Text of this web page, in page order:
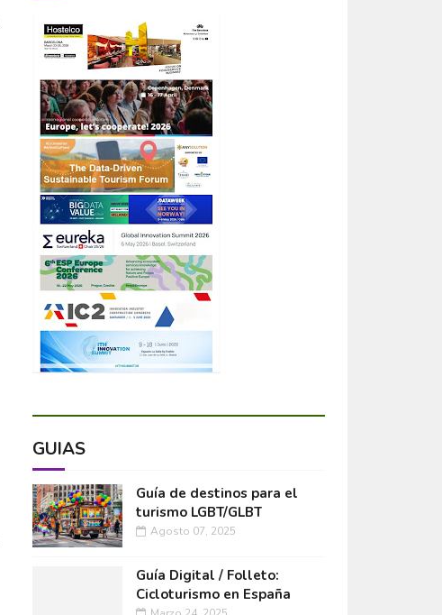
GUÍAS
Guía de destinos para el
turismo LGBT/GLBT
Agosto 07, 2025
Guía Digital / Folleto:
Cicloturismo en España